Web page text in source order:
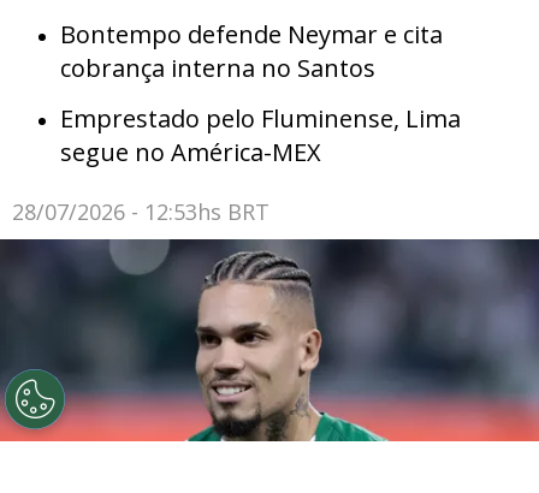
Bontempo defende Neymar e cita
cobrança interna no Santos
Emprestado pelo Fluminense, Lima
segue no América-MEX
28/07/2026 - 12:53hs BRT